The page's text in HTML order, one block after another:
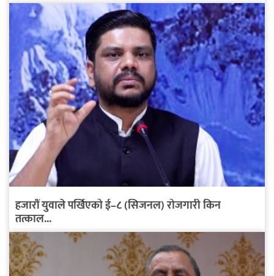
हजारौं युवाले पर्खिएको ई–८ (सिजनल) रोजगारी किन
तत्काल...